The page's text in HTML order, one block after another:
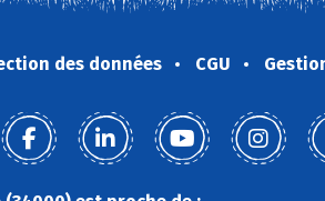
des données CGU